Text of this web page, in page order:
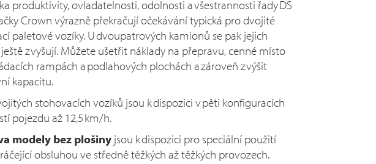
produktivity, ovladatelnosti, odolnosti a všestrannosti řady DS
Crown výrazně překračují očekávání typická pro dvojité
paletové vozíky. U dvoupatrových kamionů se pak jejich
zvyšují. Můžete ušetřit náklady na přepravu, cenné místo
rampách a podlahových plochách a zároveň zvýšit
kapacitu.
stohovacích vozíků jsou k dispozici v pěti konfiguracích
pojezdu až 12,5 km/h.
modely bez plošinyjsou k dispozici pro speciální použití
obsluhou ve středně těžkých až těžkých provozech.